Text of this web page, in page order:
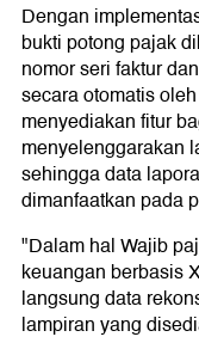
Dengan
bukti potong pajak
nomor seri faktur
secara otomatis
menyediakan fitur
menyelenggarakan
sehingga data
dimanfaatkan pada
"Dalam hal Wajib
keuangan berbasis
langsung data
lampiran yang